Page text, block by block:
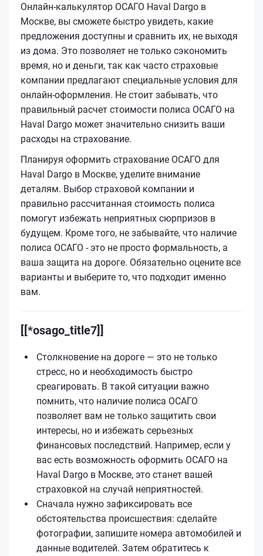
Онлайн-калькулятор ОСАГО Haval Dargo в
Москве, вы сможете быстро увидеть, какие
предложения доступны и сравнить их, не выходя
из дома. Это позволяет не только сэкономить
время, но и деньги, так как часто страховые
компании предлагают специальные условия для
онлайн-оформления. Не стоит забывать, что
правильный расчет стоимости полиса ОСАГО на
Haval Dargo может значительно снизить ваши
расходы на страхование.
Планируя оформить страхование ОСАГО для
Haval Dargo в Москве, уделите внимание
деталям. Выбор страховой компании и
правильно рассчитанная стоимость полиса
помогут избежать неприятных сюрпризов в
будущем. Кроме того, не забывайте, что наличие
полиса ОСАГО - это не просто формальность, а
ваша защита на дороге. Обязательно оцените все
варианты и выберите то, что подходит именно
вам.
[[*osago_title7]]
Столкновение на дороге — это не только
стресс, но и необходимость быстро
среагировать. В такой ситуации важно
помнить, что наличие полиса ОСАГО
позволяет вам не только защитить свои
интересы, но и избежать серьезных
финансовых последствий. Например, если у
вас есть возможность оформить ОСАГО на
Haval Dargo в Москве, это станет вашей
страховкой на случай неприятностей.
Сначала нужно зафиксировать все
обстоятельства происшествия: сделайте
фотографии, запишите номера автомобилей и
данные водителей. Затем обратитесь к